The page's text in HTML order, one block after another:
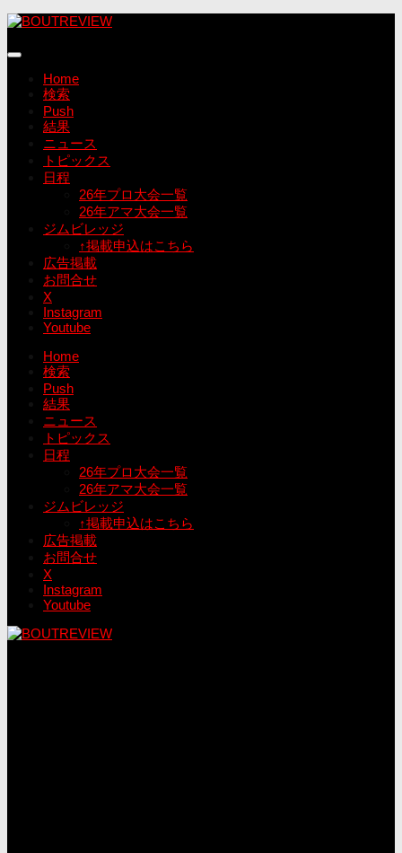
コ
テ
Home
検索
Push
結果
ニュース
トピックス
日程
26年プロ大会一覧
26年アマ大会一覧
ジムビレッジ
↑掲載申込はこちら
広告掲載
お問合せ
X
Instagram
Youtube
Home
検索
Push
結果
ニュース
トピックス
日程
26年プロ大会一覧
26年アマ大会一覧
ジムビレッジ
↑掲載申込はこちら
広告掲載
お問合せ
X
Instagram
Youtube